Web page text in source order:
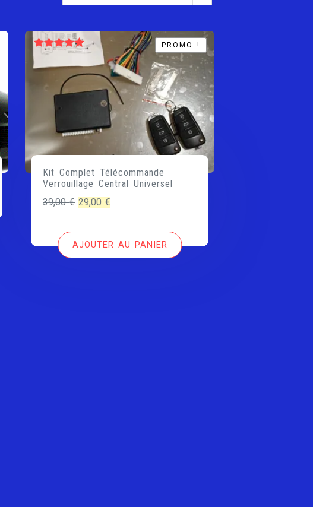
Note
5.00
sur 5
PROMO !
PROMO !
Kit Complet Télécommande
Verrouillage Central Universel
39,00€ Le
initial
était :
29,00€
actuel
est :
AJOUTER AU PANIER